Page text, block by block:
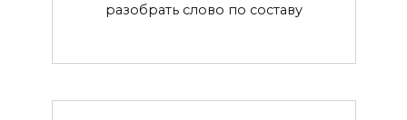
разобрать слово по составу